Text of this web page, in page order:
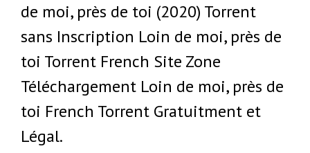
de moi, près de toi (2020) Torrent
sans Inscription Loin de moi, près de
toi Torrent French Site Zone
Téléchargement Loin de moi, près de
toi French Torrent Gratuitment et
Légal.